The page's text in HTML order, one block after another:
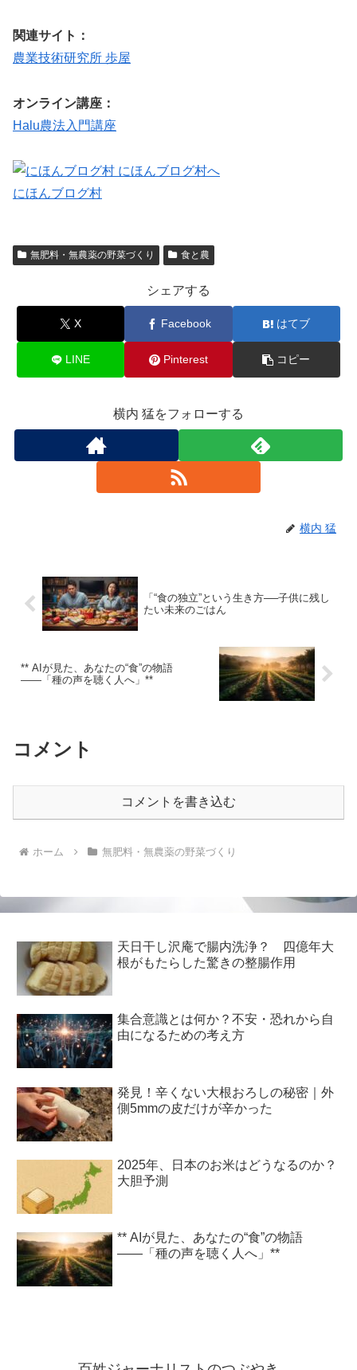
関連サイト：
農業技術研究所 歩屋
オンライン講座：
Halu農法入門講座
にほんブログ村
無肥料・無農薬の野菜づくり 食と農
シェアする
X Facebook はてブ
LINE Pinterest コピー
横内 猛をフォローする
横内 猛
「“食の独立”という生き方──子供に残し
たい未来のごはん
** AIが見た、あなたの“食”の物語
――「種の声を聴く人へ」**
コメント
コメントを書き込む
ホーム 無肥料・無農薬の野菜づくり
天日干し沢庵で腸内洗浄？ 四億年大
根がもたらした驚きの整腸作用
集合意識とは何か？不安・恐れから自
由になるための考え方
発見！辛くない大根おろしの秘密｜外
側5mmの皮だけが辛かった
2025年、日本のお米はどうなるのか？
大胆予測
** AIが見た、あなたの“食”の物語
――「種の声を聴く人へ」**